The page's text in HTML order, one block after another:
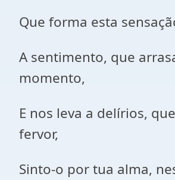
Que forma esta
A sentimento, que
momento,
E nos leva a delírios,
fervor,
Sinto-o por tua alma,